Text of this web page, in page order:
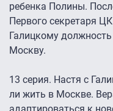
ребенка Полины.
Первого секретаря
Галицкому
Москву.
13 серия. Настя с
ли жить в Москве.